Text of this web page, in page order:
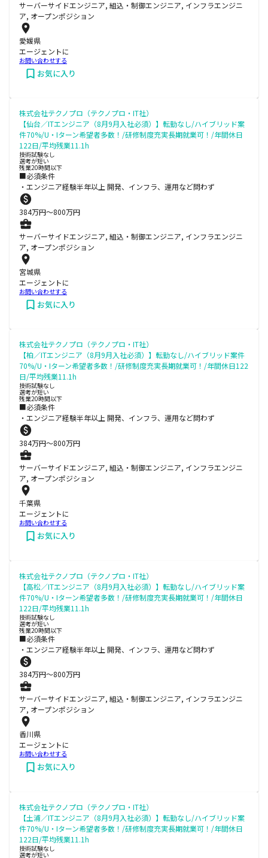
サーバーサイドエンジニア, 組込・制御エンジニア, インフラエンジニ
ア, オープンポジション
愛媛県
エージェントに
お問い合わせする
お気に入り
株式会社テクノプロ（テクノプロ・IT社）
【仙台／ITエンジニア（8月9月入社必須）】転勤なし/ハイブリッド案
件70%/U・Iターン希望者多数！/研修制度充実長期就業可！/年間休日
122日/平均残業11.1h
技術試験なし
選考が短い
残業20時間以下
■必須条件
・エンジニア経験半年以上 開発、インフラ、運用など問わず
384万円〜800万円
サーバーサイドエンジニア, 組込・制御エンジニア, インフラエンジニ
ア, オープンポジション
宮城県
エージェントに
お問い合わせする
お気に入り
株式会社テクノプロ（テクノプロ・IT社）
【柏／ITエンジニア（8月9月入社必須）】転勤なし/ハイブリッド案件
70%/U・Iターン希望者多数！/研修制度充実長期就業可！/年間休日122
日/平均残業11.1h
技術試験なし
選考が短い
残業20時間以下
■必須条件
・エンジニア経験半年以上 開発、インフラ、運用など問わず
384万円〜800万円
サーバーサイドエンジニア, 組込・制御エンジニア, インフラエンジニ
ア, オープンポジション
千葉県
エージェントに
お問い合わせする
お気に入り
株式会社テクノプロ（テクノプロ・IT社）
【高松／ITエンジニア（8月9月入社必須）】転勤なし/ハイブリッド案
件70%/U・Iターン希望者多数！/研修制度充実長期就業可！/年間休日
122日/平均残業11.1h
技術試験なし
選考が短い
残業20時間以下
■必須条件
・エンジニア経験半年以上 開発、インフラ、運用など問わず
384万円〜800万円
サーバーサイドエンジニア, 組込・制御エンジニア, インフラエンジニ
ア, オープンポジション
香川県
エージェントに
お問い合わせする
お気に入り
株式会社テクノプロ（テクノプロ・IT社）
【土浦／ITエンジニア（8月9月入社必須）】転勤なし/ハイブリッド案
件70%/U・Iターン希望者多数！/研修制度充実長期就業可！/年間休日
122日/平均残業11.1h
技術試験なし
選考が短い